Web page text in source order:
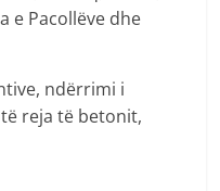
e Pacollëve dhe
ndërrimi i
reja të betonit,